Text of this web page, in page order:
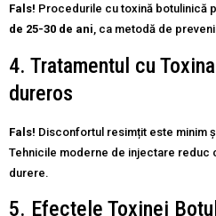
Fals! Procedurile cu toxină botulinică
de 25-30 de ani, ca metodă de
4. Tratamentul cu
dureros
Fals! Disconfortul resimțit este minim
Tehnicile moderne de injectare
durere.
5. Efectele Toxinei